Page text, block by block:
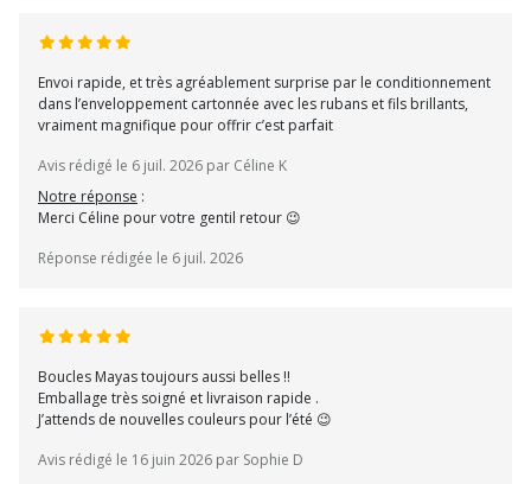
Envoi rapide, et très agréablement surprise par le conditionnement
dans l’enveloppement cartonnée avec les rubans et fils brillants,
vraiment magnifique pour offrir c’est parfait
Avis rédigé le 6 juil. 2026 par Céline K
Notre réponse :
Merci Céline pour votre gentil retour 😉
Réponse rédigée le 6 juil. 2026
Boucles Mayas toujours aussi belles !!
Emballage très soigné et livraison rapide .
J’attends de nouvelles couleurs pour l’été 😉
Avis rédigé le 16 juin 2026 par Sophie D